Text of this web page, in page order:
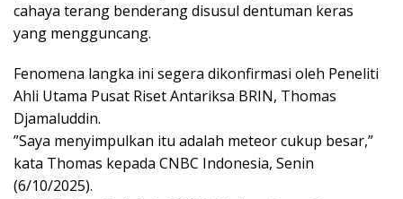
cahaya terang benderang disusul dentuman keras
yang mengguncang.
​Fenomena langka ini segera dikonfirmasi oleh Peneliti
Ahli Utama Pusat Riset Antariksa BRIN, Thomas
Djamaluddin.
​”Saya menyimpulkan itu adalah meteor cukup besar,”
kata Thomas kepada CNBC Indonesia, Senin
(6/10/2025).